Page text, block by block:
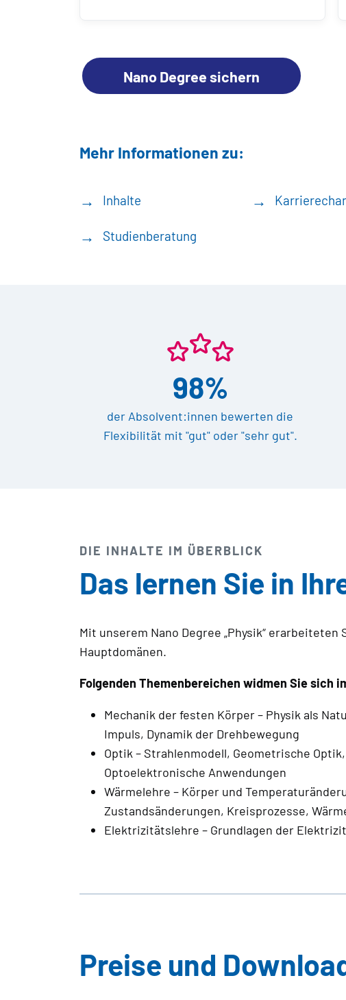
Nano Degree sichern
Mehr Informationen zu:
Inhalte
Studienberatung
98%
der Absolvent:innen bewerten die
Flexibilität mit "gut" oder "sehr gut".
DIE INHALTE IM ÜBERBLICK
Das lernen Sie in
Mit unserem Nano Degree „Physik“
Hauptdomänen.
Folgenden Themenbereichen widmen Sie sich
Mechanik der festen Körper – Physik als
Impuls, Dynamik der Drehbewegung
Optik – Strahlenmodell, Geometrische
Optoelektronische Anwendungen
Wärmelehre – Körper und
Zustandsänderungen, Kreisprozesse,
Elektrizitätslehre – Grundlagen der
Preise und